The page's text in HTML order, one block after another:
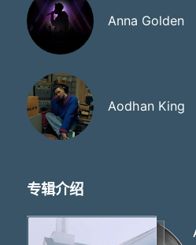
Anna Golden
Aodhan King
专辑介绍